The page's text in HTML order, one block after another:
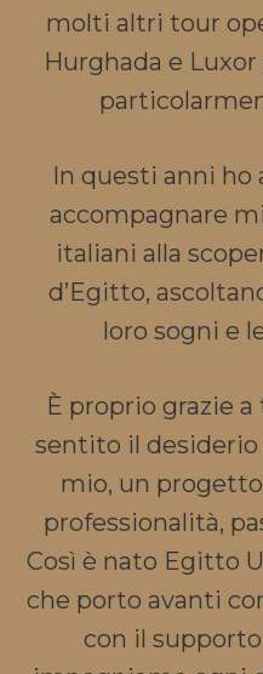
molti altri tour
Hurghada e
In questi anni ho
accompagnare
italiani alla
d’Egitto,
loro sogni e
È proprio grazie
sentito il desiderio
mio, un
professionalità,
Così è nato Egitto
che porto avanti
con il